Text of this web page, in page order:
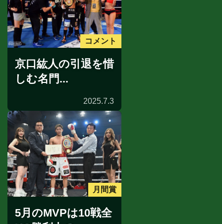
コメント
京口紘人の引退を惜
しむ名門...
2025.7.3
月間賞
5月のMVPは10戦全